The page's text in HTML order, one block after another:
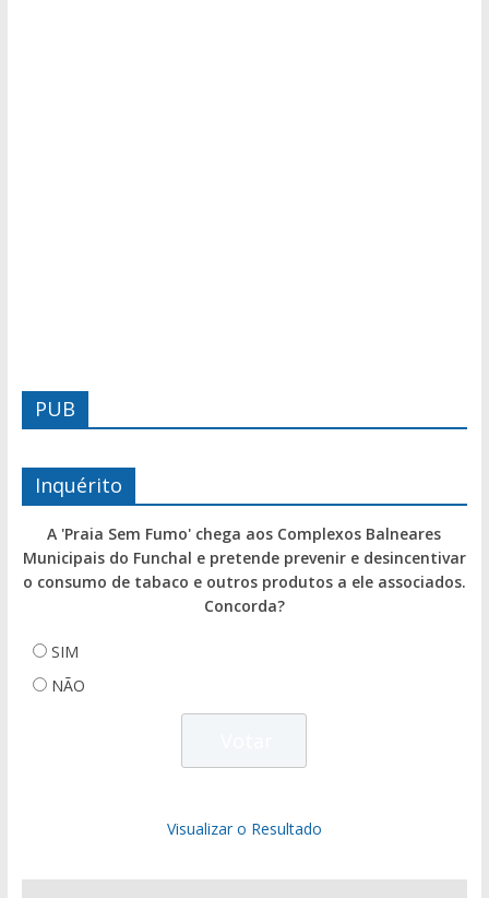
PUB
Inquérito
A 'Praia Sem Fumo' chega aos Complexos Balneares
Municipais do Funchal e pretende prevenir e desincentivar
o consumo de tabaco e outros produtos a ele associados.
Concorda?
SIM
NÃO
Visualizar o Resultado